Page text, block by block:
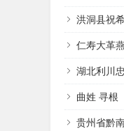
洪洞县祝
仁寿大革
湖北利川
曲姓 寻根
贵州省黔